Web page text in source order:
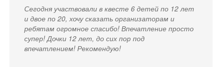
Сегодня участвовали в квесте 6 детей по 12 лет
и двое по 20, хочу сказать организаторам и
ребятам огромное спасибо! Впечатление просто
супер! Дочки 12 лет, до сих пор под
впечатлением! Рекомендую!